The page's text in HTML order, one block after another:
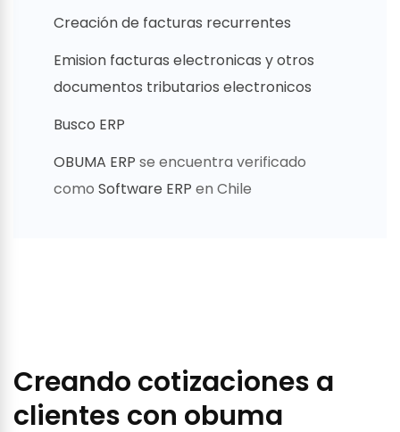
Creación de facturas recurrentes
Emision facturas electronicas y otros
documentos tributarios electronicos
Busco ERP
OBUMA ERP se encuentra verificado
como Software ERP en Chile
Creando cotizaciones a
clientes con obuma